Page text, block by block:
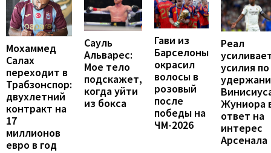
Мохаммед
Салах
переходит в
Трабзонспор:
двухлетний
контракт на
17
миллионов
евро в год
Сауль
Альварес:
Мое тело
подскажет,
когда уйти
из бокса
Гави из
Барселоны
окрасил
волосы в
розовый
после
победы на
ЧМ-2026
Реал
усилия по
Жуниора
ответ на
интерес
Арсенала